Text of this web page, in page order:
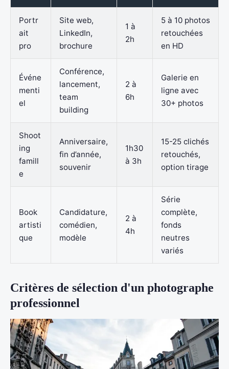
Portr
ait
pro
Site web,
LinkedIn,
brochure
1 à
2h
5 à 10 photos
retouchées
en HD
Événe
menti
el
Conférence,
lancement,
team
building
2 à
6h
Galerie en
ligne avec
30+ photos
Shoot
ing
famill
e
Anniversaire,
fin d’année,
souvenir
1h30
à 3h
15-25 clichés
retouchés,
option tirage
Book
artisti
que
Candidature,
comédien,
modèle
2 à
4h
Série
complète,
fonds
neutres
variés
Critères de sélection d'un photographe
professionnel